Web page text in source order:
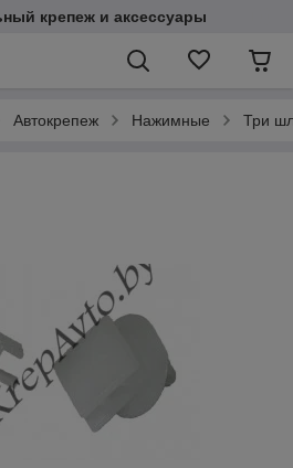
крепеж и аксессуары
Автокрепеж Нажимные Три